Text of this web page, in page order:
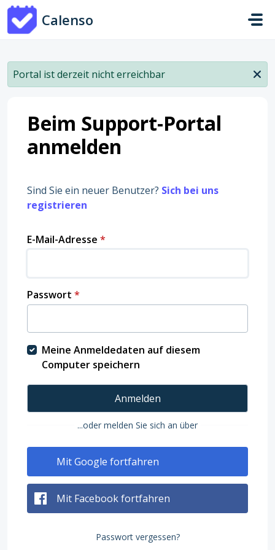
Zum hauptsächlichen Inhalt gehen
Calenso
Portal ist derzeit nicht erreichbar
Beim Support-Portal
anmelden
Sind Sie ein neuer Benutzer? Sich bei uns
registrieren
E-Mail-Adresse *
Passwort *
Meine Anmeldedaten auf diesem
Computer speichern
Anmelden
...oder melden Sie sich an über
Mit Google fortfahren
Mit Facebook fortfahren
Passwort vergessen?